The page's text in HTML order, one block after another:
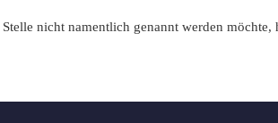
nicht namentlich genannt werden möchte,